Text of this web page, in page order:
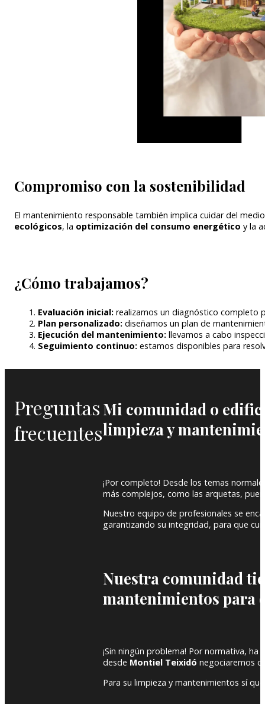
Compromiso con la sostenibilidad
El mantenimiento responsable también implica cuidar del
ecológicos, la optimización del consumo energético y la
¿Cómo trabajamos?
Evaluación inicial: realizamos un diagnóstico completo
Plan personalizado: diseñamos un plan de
Ejecución del mantenimiento: llevamos a cabo
Seguimiento continuo: estamos disponibles para
Preguntas
frecuentes
Mi comunidad o
limpieza y
¡Por completo! Desde los temas
más complejos, como las arquetas,
Nuestro equipo de profesionales se
garantizando su integridad, para que
Nuestra comunidad
mantenimientos para
¡Sin ningún problema! Por normativa,
desde Montiel Teixidó negociaremos
Para su limpieza y mantenimientos sí